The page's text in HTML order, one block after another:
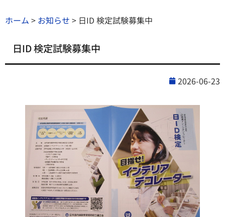
ホーム > お知らせ > 日ID 検定試験募集中
日ID 検定試験募集中
2026-06-23